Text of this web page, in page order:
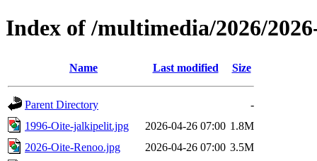
Index of /multimedia/2026/
Name Last modified Size
Parent Directory
-
1996-Oite-jalkipelit.jpg
2026-04-26 07:00 1.8M
2026-Oite-Renoo.jpg
2026-04-26 07:00 3.5M